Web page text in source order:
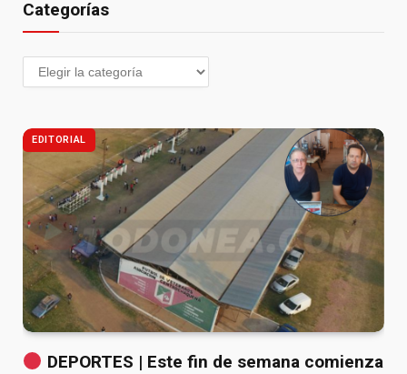
Categorías
EDITORIAL
DEPORTES | Este fin de semana comienza